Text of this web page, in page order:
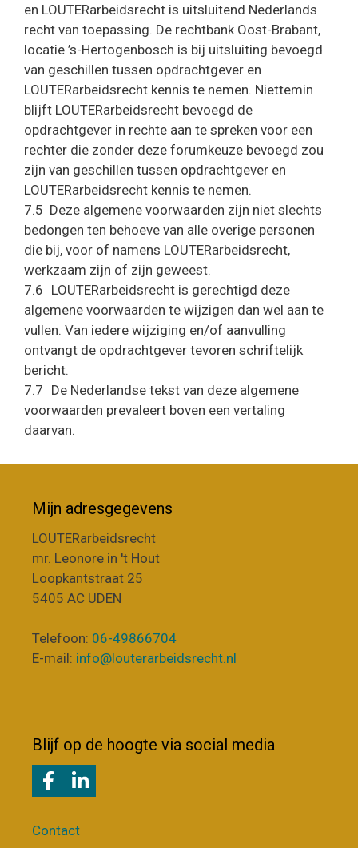
en LOUTERarbeidsrecht is uitsluitend Nederlands
recht van toepassing. De rechtbank Oost-Brabant,
locatie ’s-Hertogenbosch is bij uitsluiting bevoegd
van geschillen tussen opdrachtgever en
LOUTERarbeidsrecht kennis te nemen. Niettemin
blijft LOUTERarbeidsrecht bevoegd de
opdrachtgever in rechte aan te spreken voor een
rechter die zonder deze forumkeuze bevoegd zou
zijn van geschillen tussen opdrachtgever en
LOUTERarbeidsrecht kennis te nemen.
7.5 Deze algemene voorwaarden zijn niet slechts
bedongen ten behoeve van alle overige personen
die bij, voor of namens LOUTERarbeidsrecht,
werkzaam zijn of zijn geweest.
7.6 LOUTERarbeidsrecht is gerechtigd deze
algemene voorwaarden te wijzigen dan wel aan te
vullen. Van iedere wijziging en/of aanvulling
ontvangt de opdrachtgever tevoren schriftelijk
bericht.
7.7 De Nederlandse tekst van deze algemene
voorwaarden prevaleert boven een vertaling
daarvan.
Mijn adresgegevens
LOUTERarbeidsrecht
mr. Leonore in 't Hout
Loopkantstraat 25
5405 AC UDEN
Telefoon: 06-49866704
E-mail: info@louterarbeidsrecht.nl
Blijf op de hoogte via social media
Contact